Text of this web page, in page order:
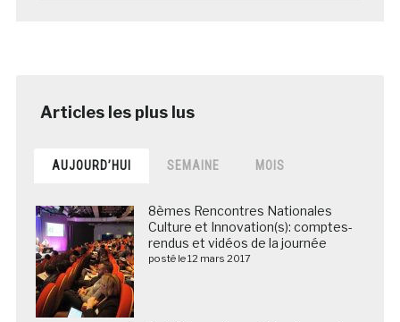
AUJOURD’HUI SEMAINE MOIS
8èmes Rencontres Nationales
Culture et Innovation(s): comptes-
rendus et vidéos de la journée
posté le 12 mars 2017